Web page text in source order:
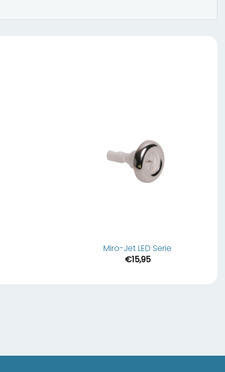
Miro-Jet LED Serie
€15,95